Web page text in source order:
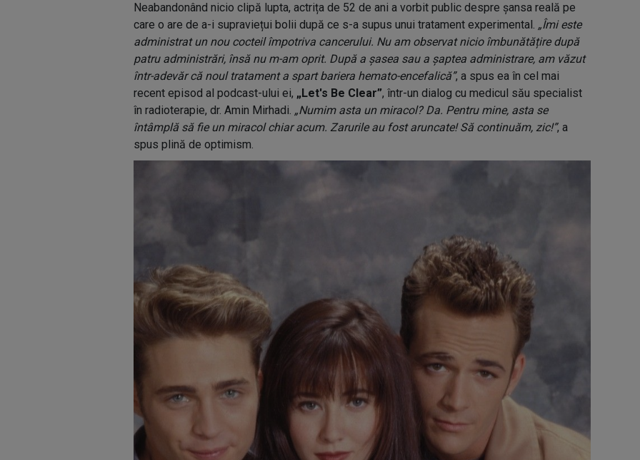
Neabandonând nicio clipă lupta, actrița de 52 de ani a vorbit public despre șansa reală pe
care o are de a-i supraviețui bolii după ce s-a supus unui tratament experimental. „Îmi este
administrat un nou cocteil împotriva cancerului. Nu am observat nicio îmbunătățire după
patru administrări, însă nu m-am oprit. După a șasea sau a șaptea administrare, am văzut
într-adevăr că noul tratament a spart bariera hemato-encefalică”, a spus ea în cel mai
recent episod al podcast-ului ei, „Let's Be Clear”, într-un dialog cu medicul său specialist
în radioterapie, dr. Amin Mirhadi. „Numim asta un miracol? Da. Pentru mine, asta se
întâmplă să fie un miracol chiar acum. Zarurile au fost aruncate! Să continuăm, zic!”, a
spus plină de optimism.